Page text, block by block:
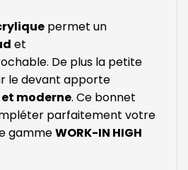
permet un
et
De plus la petite
le devant apporte
moderne. Ce bonnet
parfaitement votre
gammeWORK-IN HIGH